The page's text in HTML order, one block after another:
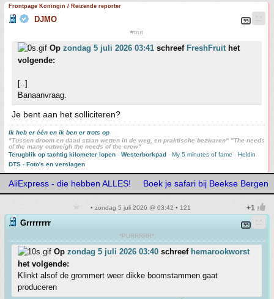
Frontpage Koningin / Reizende reporter
DJMO
#trut
Op zondag 5 juli 2026 03:41 schreef FreshFruithet
volgende:
[..]
Banaanvraag.
Je bent aan het solliciteren?
Ik heb er één en ik ben er trots op
"Tussen droom en daad staan wetten in de weg, en praktische bezwaren" "The needs
of the many outweigh the needs of the crew"
Terugblik op tachtig kilometer lopen - Westerborkpad - My 5 minutes of fame - Heldin
DTS - Foto's en verslagen
AliExpress - die hebben ALLES! Boek je safari bij Beekse Bergen
• zondag 5 juli 2026 @ 03:42 • 121
Grrrrrrrr
*PURRRRR*
Op zondag 5 juli 2026 03:40 schreef hemarookworst
het volgende:
Klinkt alsof de grommert weer dikke boomstammen gaat
produceren